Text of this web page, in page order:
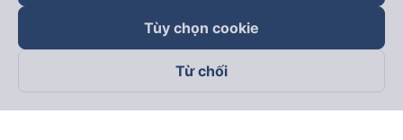
Đối tác thanh toánTùy chọn cookie
Từ chối